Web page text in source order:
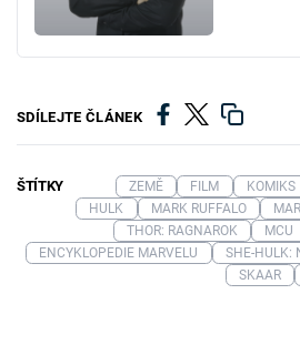
SDÍLEJTE ČLÁNEK
ŠTÍTKY ZEMĚ FILM KOMIKS
HULK
MARK RUFFALO
THOR: RAGNAROK
MCU
ENCYKLOPEDIE MARVELU
SHE-HULK:
SKAAR